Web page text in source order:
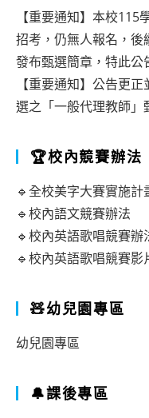
【重要通知】本校
招考，仍無人報名，
發布甄選簡章，特此公
【重要通知】公告更
選之「一般代理教師」
🏆校內競賽辦法
🔹全校美字大賽實施計
🔹校內語文競賽辦法
🔹校內英語歌唱競賽辦
🔹校內英語歌唱競賽影
🧸幼兒園專區
幼兒園專區
🔔課後專區